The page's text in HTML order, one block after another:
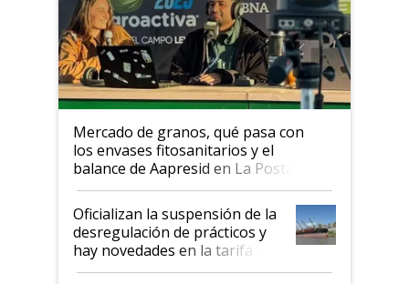
Mercado de granos, qué pasa con
los envases fitosanitarios y el
balance de Aapresid en La Posta
Oficializan la suspensión de la
desregulación de prácticos y
hay novedades en la tarifa de
la hidrovía